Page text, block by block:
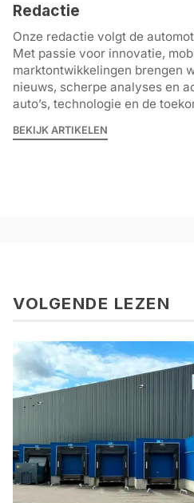
Redactie
Onze redactie volgt de
Met passie voor innovatie,
marktontwikkelingen brengen
nieuws, scherpe analyses en
auto’s, technologie en de
BEKIJK ARTIKELEN
VOLGENDE LEZEN